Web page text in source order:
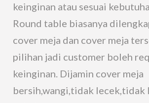
keinginan atau sesuai
Round table biasanya
cover meja dan cover meja
pilihan jadi customer boleh
keinginan. Dijamin cover meja
bersih,wangi,tidak lecek,tidak